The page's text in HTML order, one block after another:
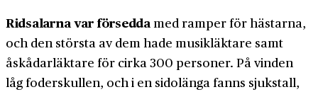
Ridsalarna var förseddamed ramper för hästarna,
och den största av dem hade musikläktare samt
åskådar­läktare för cirka 300 personer. På vinden
låg foder­skullen, och i en sidolänga fanns sjukstall,